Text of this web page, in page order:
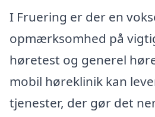
I Fruering er der en
opmærksomhed på
høretest og generel
mobil høreklinik kan
tjenester, der gør det